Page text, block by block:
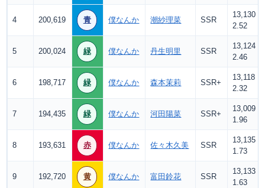
4 200,619 青 僕なんか 潮紗理菜 SSR
13,130
2.52
5 200,024 緑 僕なんか 丹生明里 SSR
13,124
2.46
6 198,717 緑 僕なんか 森本茉莉 SSR+
13,118
2.32
7 194,435 緑 僕なんか 河田陽菜 SSR+
13,009
1.96
8 193,631 赤 僕なんか 佐々木久美 SSR
13,135
1.73
9 192,720 黄 僕なんか 富田鈴花 SSR
13,133
1.63